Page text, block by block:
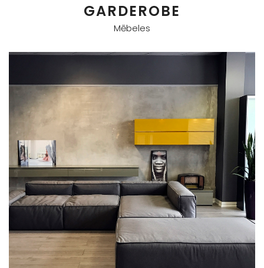
GARDEROBE
Mēbeles